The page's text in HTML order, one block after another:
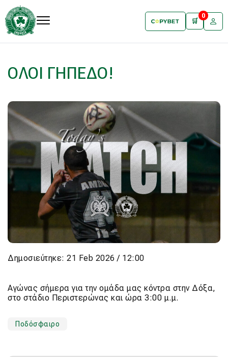
🛒
0
ΟΛΟΙ ΓΗΠΕΔΟ!
Δημοσιεύτηκε: 21 Feb 2026 / 12:00
Αγώνας σήμερα για την ομάδα μας κόντρα στην Δόξα,
στο στάδιο Περιστερώνας και ώρα 3:00 μ.μ.
Ποδόσφαιρο